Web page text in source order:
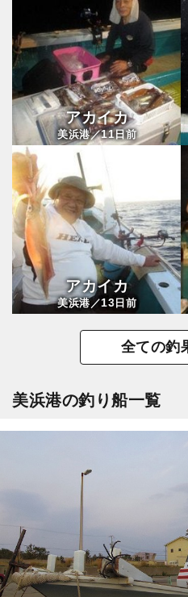
アカイカ
美浜港／11日前
アカイカ
美浜港／13日前
全ての釣
美浜港の釣り船一覧